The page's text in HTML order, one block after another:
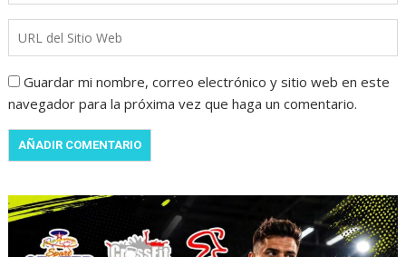
Guardar mi nombre, correo electrónico y sitio web en este
navegador para la próxima vez que haga un comentario.